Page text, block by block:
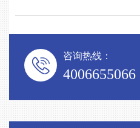
咨询热线：
4006655066